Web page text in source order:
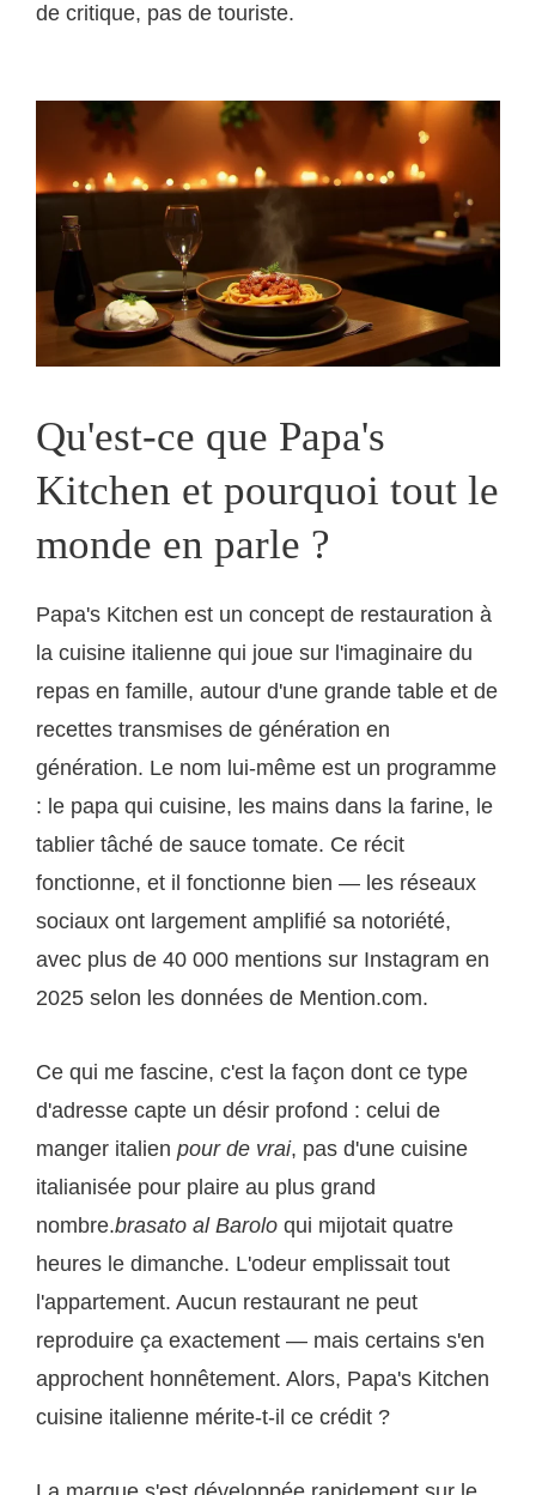
de critique, pas de touriste.
Qu'est-ce que Papa's
Kitchen et pourquoi tout le
monde en parle ?
Papa's Kitchen est un concept de restauration à
la cuisine italienne qui joue sur l'imaginaire du
repas en famille, autour d'une grande table et de
recettes transmises de génération en
génération. Le nom lui-même est un programme
: le papa qui cuisine, les mains dans la farine, le
tablier tâché de sauce tomate. Ce récit
fonctionne, et il fonctionne bien — les réseaux
sociaux ont largement amplifié sa notoriété,
avec plus de 40 000 mentions sur Instagram en
2025 selon les données de Mention.com.
Ce qui me fascine, c'est la façon dont ce type
d'adresse capte un désir profond : celui de
manger italien pour de vrai, pas d'une cuisine
italianisée pour plaire au plus grand
nombre.brasato al Barolo qui mijotait quatre
heures le dimanche. L'odeur emplissait tout
l'appartement. Aucun restaurant ne peut
reproduire ça exactement — mais certains s'en
approchent honnêtement. Alors, Papa's Kitchen
cuisine italienne mérite-t-il ce crédit ?